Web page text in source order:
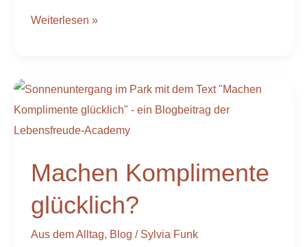
Weiterlesen »
Machen Komplimente
glücklich?
Aus dem Alltag, Blog / Sylvia Funk
Machen
Komplimente
glücklich?